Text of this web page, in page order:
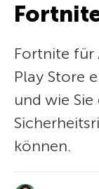
Fortnite für
Play Store
und wie
können.